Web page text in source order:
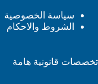
سياسة الخصوصية
الشروط والاحكام
تخصصات قانونية هامة